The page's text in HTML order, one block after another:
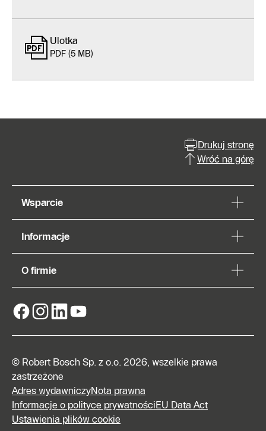
Ulotka
PDF (5 MB)
Drukuj stronę
Wróć na górę
Wsparcie
Informacje
O firmie
© Robert Bosch Sp. z o.o. 2026, wszelkie prawa
zastrzeżone
Adres wydawniczyNota prawna
Informacje o polityce prywatnościEU Data Act
Ustawienia plików cookie